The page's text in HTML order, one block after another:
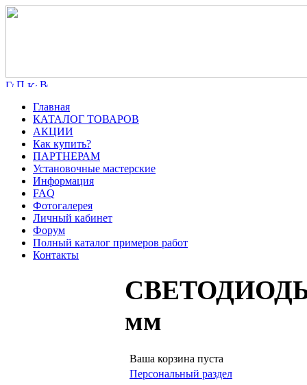
Главная
КАТАЛОГ ТОВАРОВ
АКЦИИ
Как купить?
ПАРТНЕРАМ
Установочные мастерские
Информация
FAQ
Фотогалерея
Личный кабинет
Форум
Полный каталог примеров работ
Контакты
СВЕТОДИОДЫ
мм
Ваша корзина пуста
Персональный раздел